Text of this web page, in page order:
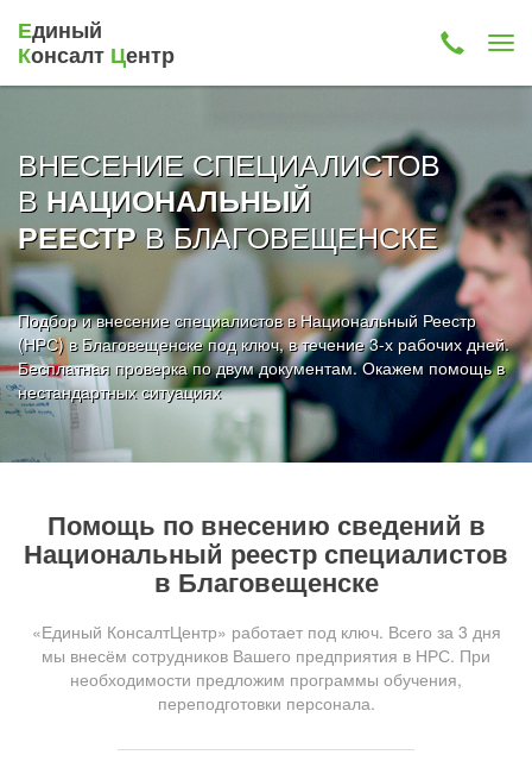
Единый
Консалт Центр
ВНЕСЕНИЕ СПЕЦИАЛИСТОВ
В НАЦИОНАЛЬНЫЙ
РЕЕСТРВ БЛАГОВЕЩЕНСКЕ
Подбор и внесение специалистов в Национальный Реестр
(НРС) в Благовещенске под ключ, в течение 3-х рабочих дней.
Бесплатная проверка по двум документам. Окажем помощь в
нестандартных ситуациях
Помощь по внесению сведений в
Национальный реестр специалистов
в Благовещенске
«Единый КонсалтЦентр» работает под ключ. Всего за 3 дня
мы внесём сотрудников Вашего предприятия в НРС. При
необходимости предложим программы обучения,
переподготовки персонала.